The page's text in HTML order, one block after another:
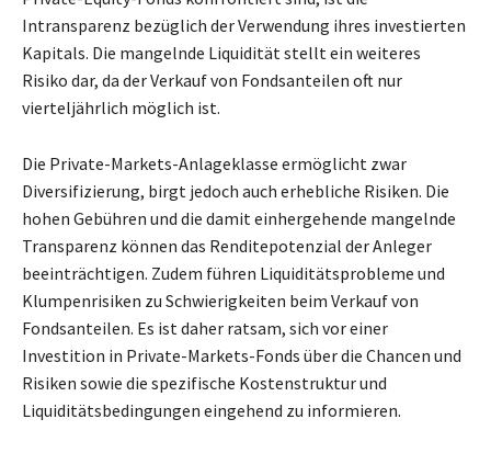
Intransparenz bezüglich der Verwendung ihres investierten
Kapitals. Die mangelnde Liquidität stellt ein weiteres
Risiko dar, da der Verkauf von Fondsanteilen oft nur
vierteljährlich möglich ist.
Die Private-Markets-Anlageklasse ermöglicht zwar
Diversifizierung, birgt jedoch auch erhebliche Risiken. Die
hohen Gebühren und die damit einhergehende mangelnde
Transparenz können das Renditepotenzial der Anleger
beeinträchtigen. Zudem führen Liquiditätsprobleme und
Klumpenrisiken zu Schwierigkeiten beim Verkauf von
Fondsanteilen. Es ist daher ratsam, sich vor einer
Investition in Private-Markets-Fonds über die Chancen und
Risiken sowie die spezifische Kostenstruktur und
Liquiditätsbedingungen eingehend zu informieren.